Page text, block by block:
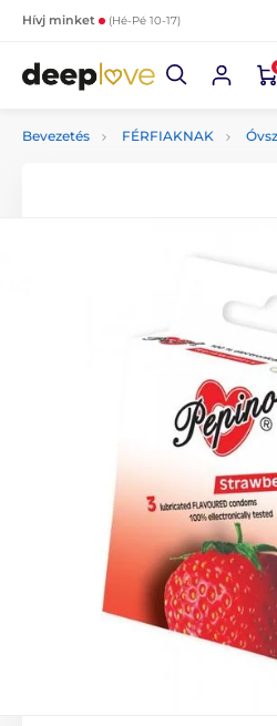
Hívj minket (Hé-Pé 10-17)
Bevezetés FÉRFIAKNAK